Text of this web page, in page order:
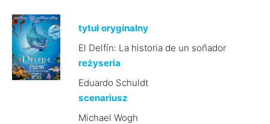
tytuł oryginalny
El Delfín: La historia de un soñador
reżyseria
Eduardo Schuldt
scenariusz
Michael Wogh